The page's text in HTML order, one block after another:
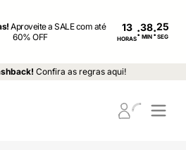
Aproveite a SALE com até
60% OFF
13
HORAS: MIN : SEG
Confira as regras aqui!